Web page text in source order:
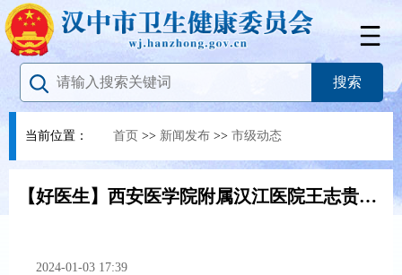
当前位置： 首页 >> 新闻发布 >> 市级动态
【好医生】西安医学院附属汉江医院王志贵：一切为了患者、为了患者的一切
2024-01-03 17:39